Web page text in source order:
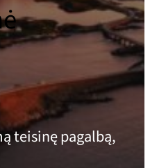
teisinę pagalbą,